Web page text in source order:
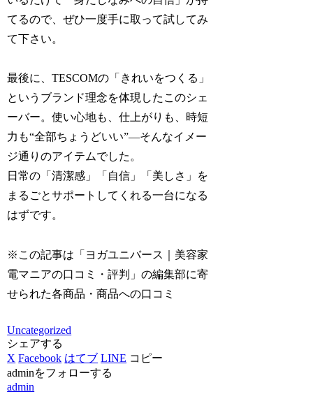
てるので、ぜひ一度手に取って試してみ
て下さい。
最後に、TESCOMの「きれいをつくる」
というブランド理念を体現したこのシェ
ーバー。使い心地も、仕上がりも、時短
力も“全部ちょうどいい”―そんなイメー
ジ通りのアイテムでした。
日常の「清潔感」「自信」「美しさ」を
まるごとサポートしてくれる一台になる
はずです。
※この記事は「ヨガユニバース｜美容家
電マニアの口コミ・評判」の編集部に寄
せられた各商品・商品への口コミ
Uncategorized
シェアする
X Facebook はてブ LINE コピー
adminをフォローする
admin